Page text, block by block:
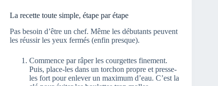
La recette toute simple, étape par étape
Pas besoin d’être un chef. Même les débutants peuvent
les réussir les yeux fermés (enfin presque).
Commence par râper les courgettes finement.
Puis, place-les dans un torchon propre et presse-
les fort pour enlever un maximum d’eau. C’est la